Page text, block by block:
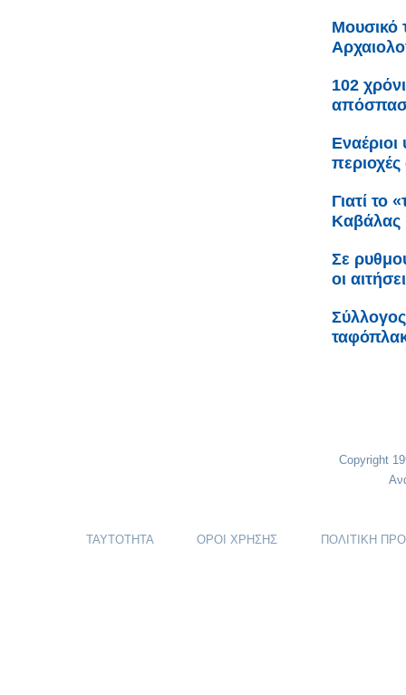
Μουσικό
102
περιοχές
Γιατί το
Καβάλας
Σε
οι
Copyright
ΤΑΥΤΟΤΗΤΑ ΟΡΟΙ ΧΡΗΣΗΣ ΠΟΛΙΤΙΚΗ